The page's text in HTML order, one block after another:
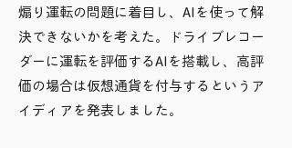
煽り運転の問題に着目し、AIを使って解
決できないかを考えた。ドライブレコー
ダーに運転を評価するAIを搭載し、高評
価の場合は仮想通貨を付与するというア
イディアを発表しました。